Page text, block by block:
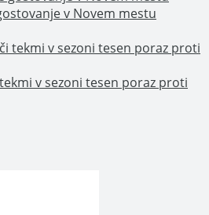
v Novem mestu
v sezoni tesen poraz proti